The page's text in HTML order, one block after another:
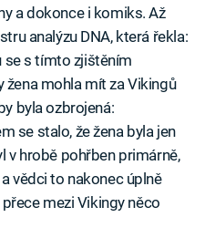
a dokonce i komiks. Až
analýzu DNA, která řekla:
se s tímto zjištěním
žena mohla mít za Vikingů
byla ozbrojená:
se stalo, že žena byla jen
v hrobě pohřben primárně,
vědci to nakonec úplně
mezi Vikingy něco